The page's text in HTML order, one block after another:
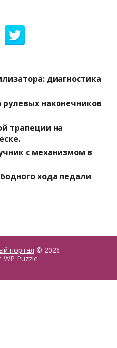
диагностика
наконечников
трапеции на
с механизмом в
хода педали
портал © 2026
WP Puzzle